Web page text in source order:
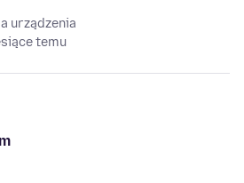
urządzenia
temu